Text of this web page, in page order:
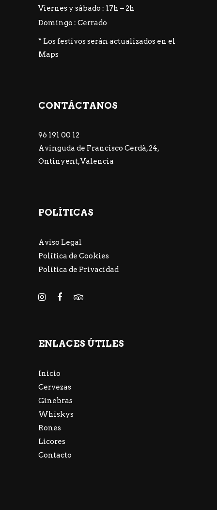
Viernes y sábado : 17h – 2h
Domingo : Cerrado
* Los festivos serán actualizados en el
Maps
CONTÁCTANOS
96 191 00 12
Avinguda de Francisco Cerdà, 24,
Ontinyent, Valencia
POLÍTICAS
Aviso Legal
Política de Cookies
Política de Privacidad
ENLACES ÚTILES
Inicio
Cervezas
Ginebras
Whiskys
Rones
Licores
Contacto